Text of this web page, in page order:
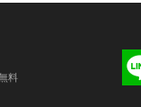
料